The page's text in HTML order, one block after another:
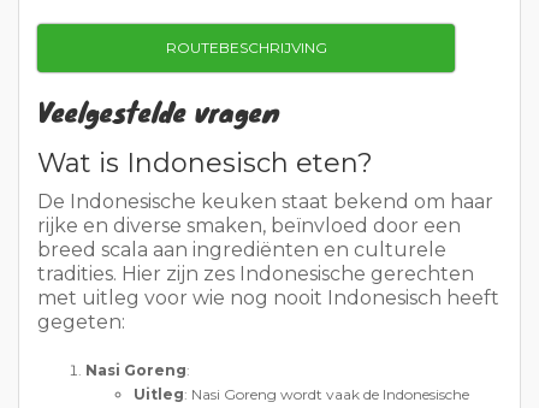
ROUTEBESCHRIJVING
Veelgestelde vragen
Wat is Indonesisch eten?
De Indonesische keuken staat bekend om haar
rijke en diverse smaken, beïnvloed door een
breed scala aan ingrediënten en culturele
tradities. Hier zijn zes Indonesische gerechten
met uitleg voor wie nog nooit Indonesisch heeft
gegeten:
Nasi Goreng:
Uitleg: Nasi Goreng wordt vaak de Indonesische